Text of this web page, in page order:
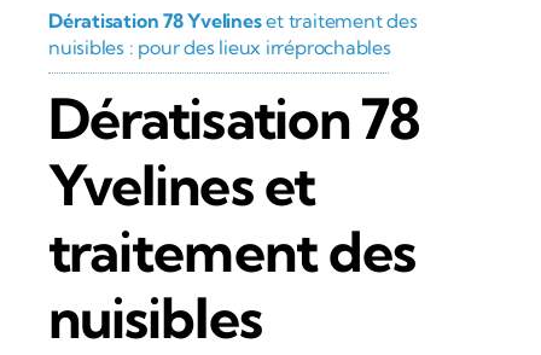
Dératisation 78 Yvelineset traitement des
nuisibles : pour des lieux irréprochables
Dératisation 78
Yvelines et
traitement des
nuisibles